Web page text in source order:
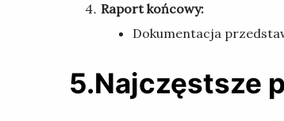
Raport końcowy:
Dokumentacja
5.Najczęstsze